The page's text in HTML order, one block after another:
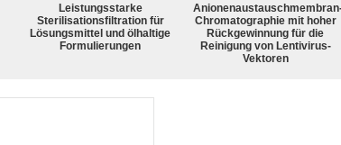
Leistungsstarke
Sterilisationsfiltration für
Lösungsmittel und ölhaltige
Formulierungen
Chromatographie mit hoher
Rückgewinnung für die
Reinigung von Lentivirus-
Vektoren